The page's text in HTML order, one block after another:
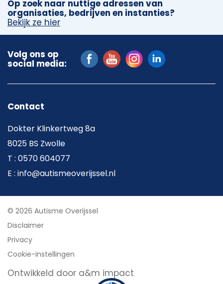
Op zoek naar nuttige adressen van
organisaties, bedrijven en instanties?
Bekijk ze hier
Volg ons op
social media:
Contact
Dokter Klinkertweg 8a
8025 BS Zwolle
T : 0570 604077
E : info@autismeoverijssel.nl
© 2026 Autisme Overijssel
Disclaimer
Privacy
Cookie-instellingen
Ontwikkeld door a&m impact